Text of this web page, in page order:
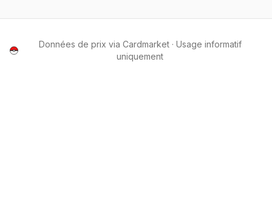
Données de prix via Cardmarket · Usage informatif
uniquement